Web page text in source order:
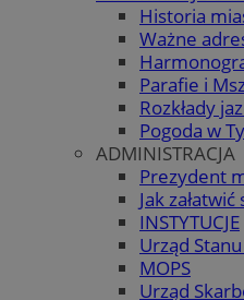
Historia
Ważne
Parafie i
Rozkłady
Pogoda w
ADMINISTRACJA
Prezydent
Jak
INSTYTUCJE
Urząd
MOPS
Urząd